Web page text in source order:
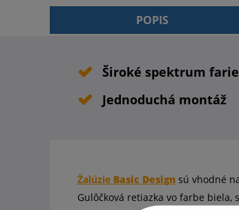
POPIS
Široké spektrum
Jednoduchá montáž
Žalúzie Basic Design sú vhodné
Gulôčková retiazka vo farbe